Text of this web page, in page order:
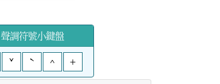
聲調符號小鍵盤
ˇ ˋ ^ +